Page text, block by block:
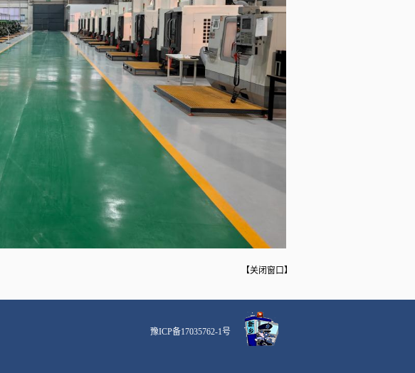
【关闭窗口】
豫ICP备17035762-1号